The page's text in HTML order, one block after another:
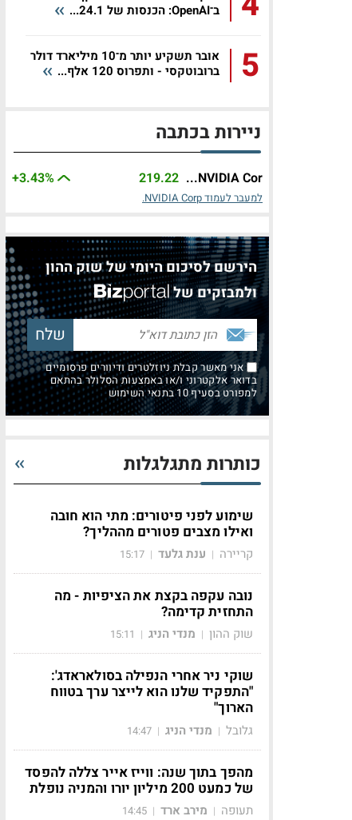
ב־OpenAI: הכנסות של 24.1...
5
אובר תשקיע יותר מ־10 מיליארד דולר
ברובוטקסי - ותפרוס 120 אלף...
ניירות בכתבה
NVIDIA Cor...
219.22
+3.43%
למעבר לעמוד NVIDIA Corp.
הירשם לסיכום היומי של שוק ההון
ולמבזקים של
אני מאשר קבלת ניוזלטרים ודיוורים פרסומיים
בדואר אלקטרוני ו/או באמצעות הסלולר בהתאם
למפורט בסעיף 10 בתנאי השימוש
כותרות מתגלגלות
שימוע לפני פיטורים: מתי הוא חובה
ואילו מצבים פטורים מההליך?
קריירה | ענת גלעד |
15:17
נובה עקפה בקצת את הציפיות - מה
התחזית קדימה?
שוק ההון | מנדי הניג |
15:11
שוקי ניר אחרי הנפילה בסולאראדג':
"התפקיד שלנו הוא לייצר ערך בטווח
הארוך"
גלובל | מנדי הניג |
14:47
מהפך בתוך שנה: ווייז אייר צללה להפסד
של כמעט 200 מיליון יורו והמניה נופלת
תעופה | מירב ארד |
14:45